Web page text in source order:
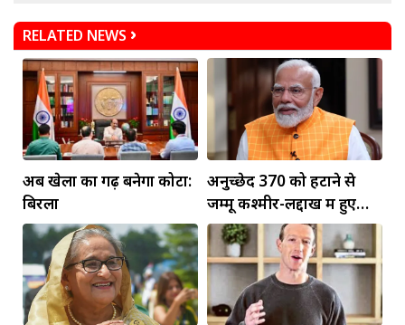
RELATED NEWS
अब खेलों का गढ़ बनेगा कोटा:
बिरला
अनुच्छेद 370 को हटाने से
जम्मू कश्मीर-लद्दाख में हुए
व्यापक बदलाव: PM मोदी